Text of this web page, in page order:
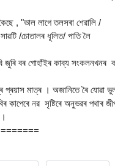
, "ভাল লাগে তলসৰা শেৱালি /
/চোতালৰ ধূলিত/ পাতি লৈ
জুৰি বৰ গোহাঁইৰ কাব্য সংকলনখনৰ
মাত্ৰ । অজানিতে ৰৈ যোৱা ভুলৰ
কাপেৰে নৱ সৃষ্টিৰে অনুভৱৰ পথাৰ